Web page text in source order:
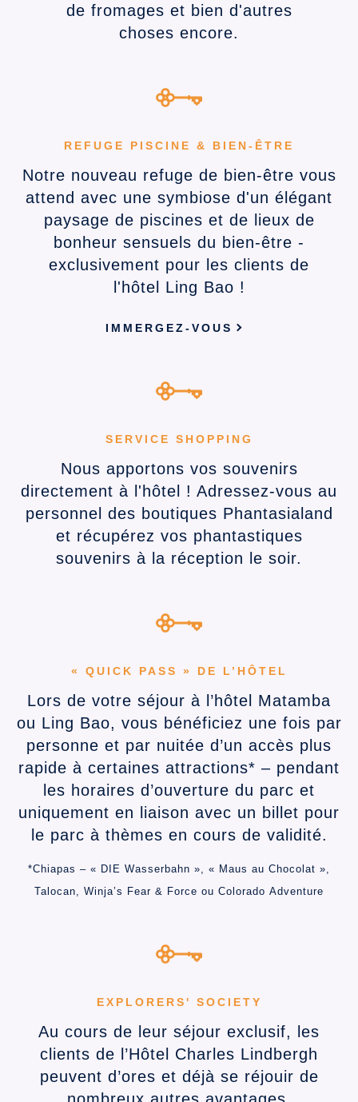
de fromages et bien d'autres
choses encore.
REFUGE PISCINE & BIEN-ÊTRE
Notre nouveau refuge de bien-être vous
attend avec une symbiose d'un élégant
paysage de piscines et de lieux de
bonheur sensuels du bien-être -
exclusivement pour les clients de
l'hôtel Ling Bao !
IMMERGEZ-VOUS
SERVICE SHOPPING
Nous apportons vos souvenirs
directement à l'hôtel ! Adressez-vous au
personnel des boutiques Phantasialand
et récupérez vos phantastiques
souvenirs à la réception le soir.
« QUICK PASS » DE L’HÔTEL
Lors de votre séjour à l’hôtel Matamba
ou Ling Bao, vous bénéficiez une fois par
personne et par nuitée d’un accès plus
rapide à certaines attractions* – pendant
les horaires d’ouverture du parc et
uniquement en liaison avec un billet pour
le parc à thèmes en cours de validité.
*Chiapas – « DIE Wasserbahn », « Maus au Chocolat »,
Talocan, Winja’s Fear & Force ou Colorado Adventure
EXPLORERS' SOCIETY
Au cours de leur séjour exclusif, les
clients de l’Hôtel Charles Lindbergh
peuvent d’ores et déjà se réjouir de
nombreux autres avantages.